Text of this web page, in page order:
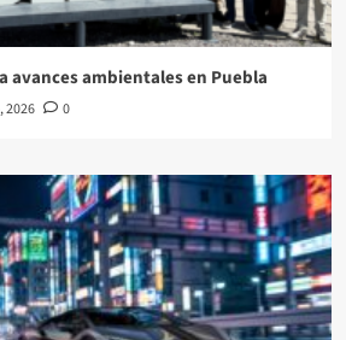
avances ambientales en Puebla
2026 0